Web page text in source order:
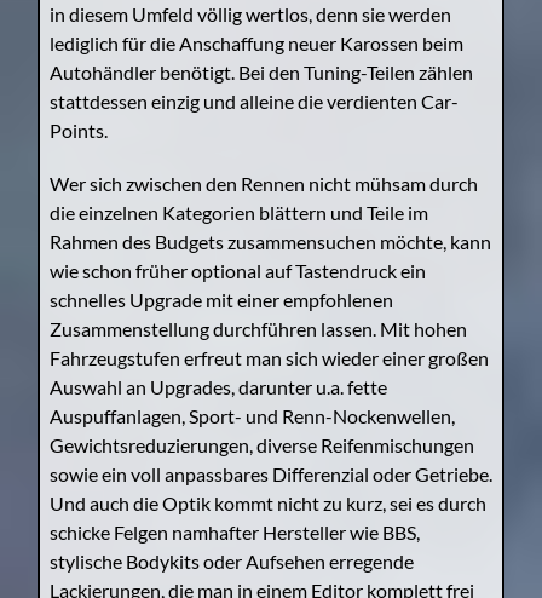
in diesem Umfeld völlig wertlos, denn sie werden
lediglich für die Anschaffung neuer Karossen beim
Autohändler benötigt. Bei den Tuning-Teilen zählen
stattdessen einzig und alleine die verdienten Car-
Points.
Wer sich zwischen den Rennen nicht mühsam durch
die einzelnen Kategorien blättern und Teile im
Rahmen des Budgets zusammensuchen möchte, kann
wie schon früher optional auf Tastendruck ein
schnelles Upgrade mit einer empfohlenen
Zusammenstellung durchführen lassen. Mit hohen
Fahrzeugstufen erfreut man sich wieder einer großen
Auswahl an Upgrades, darunter u.a. fette
Auspuffanlagen, Sport- und Renn-Nockenwellen,
Gewichtsreduzierungen, diverse Reifenmischungen
sowie ein voll anpassbares Differenzial oder Getriebe.
Und auch die Optik kommt nicht zu kurz, sei es durch
schicke Felgen namhafter Hersteller wie BBS,
stylische Bodykits oder Aufsehen erregende
Lackierungen, die man in einem Editor komplett frei